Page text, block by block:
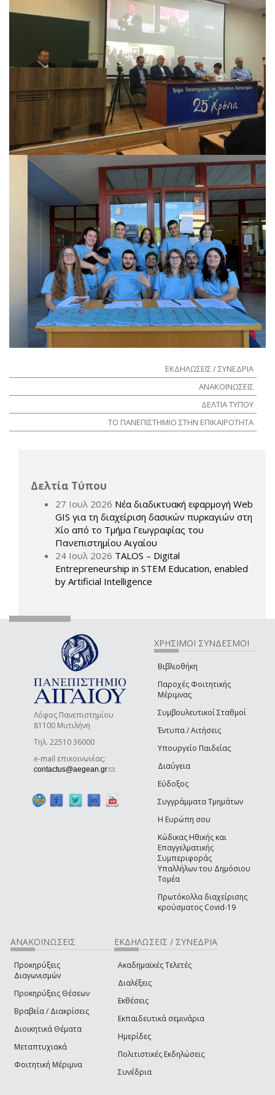
ΕΚΔΗΛΩΣΕΙΣ / ΣΥΝΕΔΡΙΑ
ΑΝΑΚΟΙΝΩΣΕΙΣ
ΔΕΛΤΙΑ ΤΥΠΟΥ
ΤΟ ΠΑΝΕΠΙΣΤΗΜΙΟ ΣΤΗΝ ΕΠΙΚΑΙΡΟΤΗΤΑ
Δελτία Τύπου
27 Ιουλ 2026 Νέα διαδικτυακή εφαρμογή Web
GIS για τη διαχείριση δασικών πυρκαγιών στη
Χίο από το Τμήμα Γεωγραφίας του
Πανεπιστημίου Αιγαίου
24 Ιουλ 2026 TALOS – Digital
Entrepreneurship in STEM Education, enabled
by Artificial Intelligence
Λόφος Πανεπιστημίου
81100 Μυτιλήνη
Τηλ. 22510 36000
e-mail επικοινωνίας:
contactus@aegean.gr(link sends e-mail)
ΧΡΗΣΙΜΟΙ ΣΥΝΔΕΣΜΟΙ
Βιβλιοθήκη
Παροχές Φοιτητικής
Μέριμνας
Συμβουλευτικοί Σταθμοί
Έντυπα / Αιτήσεις
Υπουργείο Παιδείας
Διαύγεια
Εύδοξος
Συγγράμματα Τμημάτων
Η Ευρώπη σου
Κώδικας Ηθικής και
Επαγγελματικής
Συμπεριφοράς
Υπαλλήλων του Δημόσιου
Τομέα
Πρωτόκολλα διαχείρισης
κρούσματος Covid-19
ΑΝΑΚΟΙΝΩΣΕΙΣ
Προκηρύξεις
Διαγωνισμών
Προκηρύξεις Θέσεων
Βραβεία / Διακρίσεις
Διοικητικά Θέματα
Μεταπτυχιακά
Φοιτητική Μέριμνα
ΕΚΔΗΛΩΣΕΙΣ / ΣΥΝΕΔΡΙΑ
Ακαδημαϊκές Τελετές
Διαλέξεις
Εκθέσεις
Εκπαιδευτικά σεμινάρια
Ημερίδες
Πολιτιστικές Εκδηλώσεις
Συνέδρια